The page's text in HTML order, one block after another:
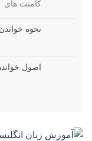
کامنت های
نحوه
اصول